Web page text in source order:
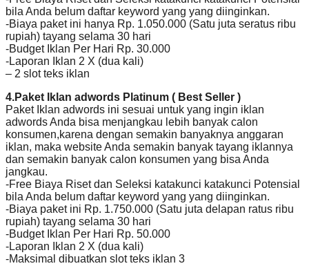
bila Anda belum daftar keyword yang yang diinginkan.
-Biaya paket ini hanya Rp. 1.050.000 (Satu juta seratus ribu
rupiah) tayang selama 30 hari
-Budget Iklan Per Hari Rp. 30.000
-Laporan Iklan 2 X (dua kali)
– 2 slot teks iklan
4.Paket Iklan adwords Platinum ( Best Seller )
Paket Iklan adwords ini sesuai untuk yang ingin iklan
adwords Anda bisa menjangkau lebih banyak calon
konsumen,karena dengan semakin banyaknya anggaran
iklan, maka website Anda semakin banyak tayang iklannya
dan semakin banyak calon konsumen yang bisa Anda
jangkau.
-Free Biaya Riset dan Seleksi katakunci katakunci Potensial
bila Anda belum daftar keyword yang yang diinginkan.
-Biaya paket ini Rp. 1.750.000 (Satu juta delapan ratus ribu
rupiah) tayang selama 30 hari
-Budget Iklan Per Hari Rp. 50.000
-Laporan Iklan 2 X (dua kali)
-Maksimal dibuatkan slot teks iklan 3